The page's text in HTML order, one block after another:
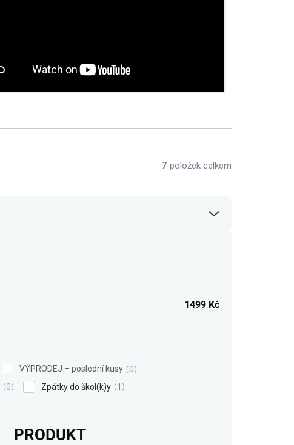
7 položek celkem
1499 Kč
VÝPRODEJ – poslední kusy
0
0 Zpátky do škol(k)y 1
PRODUKT